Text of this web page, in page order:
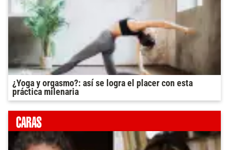
¿Yoga y orgasmo?: así se logra el placer con esta
práctica milenaria